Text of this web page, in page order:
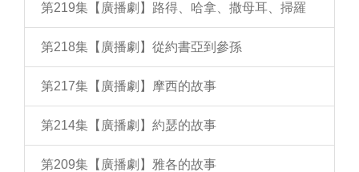
第219集【廣播劇】路得、哈拿、撒母耳、掃羅
第218集【廣播劇】從約書亞到參孫
第217集【廣播劇】摩西的故事
第214集【廣播劇】約瑟的故事
第209集【廣播劇】雅各的故事